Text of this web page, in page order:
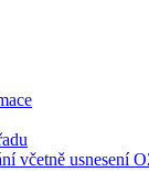
včetně usnesení